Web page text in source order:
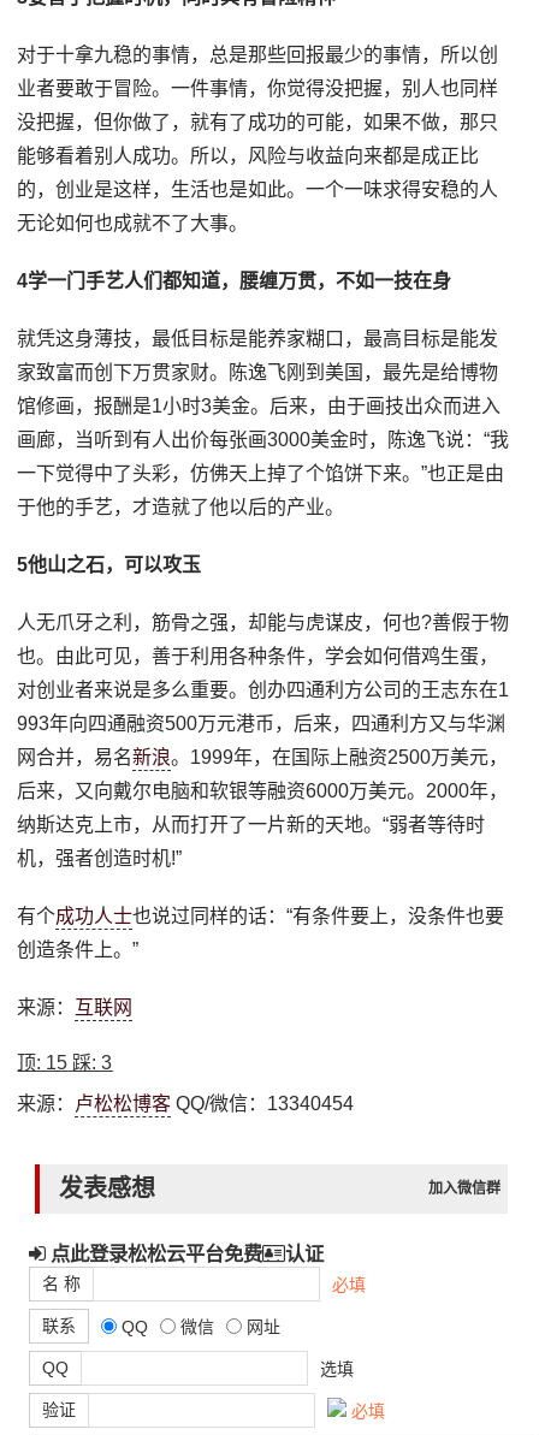
对于十拿九稳的事情，总是那些回报最少的事情，所以创
业者要敢于冒险。一件事情，你觉得没把握，别人也同样
没把握，但你做了，就有了成功的可能，如果不做，那只
能够看着别人成功。所以，风险与收益向来都是成正比
的，创业是这样，生活也是如此。一个一味求得安稳的人
无论如何也成就不了大事。
4学一门手艺人们都知道，腰缠万贯，不如一技在身
就凭这身薄技，最低目标是能养家糊口，最高目标是能发
家致富而创下万贯家财。陈逸飞刚到美国，最先是给博物
馆修画，报酬是1小时3美金。后来，由于画技出众而进入
画廊，当听到有人出价每张画3000美金时，陈逸飞说：“我
一下觉得中了头彩，仿佛天上掉了个馅饼下来。”也正是由
于他的手艺，才造就了他以后的产业。
5他山之石，可以攻玉
人无爪牙之利，筋骨之强，却能与虎谋皮，何也?善假于物
也。由此可见，善于利用各种条件，学会如何借鸡生蛋，
对创业者来说是多么重要。创办四通利方公司的王志东在1
993年向四通融资500万元港币，后来，四通利方又与华渊
网合并，易名新浪。1999年，在国际上融资2500万美元，
后来，又向戴尔电脑和软银等融资6000万美元。2000年，
纳斯达克上市，从而打开了一片新的天地。“弱者等待时
机，强者创造时机!”
有个成功人士也说过同样的话：“有条件要上，没条件也要
创造条件上。”
来源： 互联网
顶: 15 踩:3
来源： 卢松松博客 QQ/微信：13340454
发表感想 加入微信群
点此登录松松云平台免费 认证
名 称 必填
联系 QQ 微信 网址
QQ 选填
验证 必填